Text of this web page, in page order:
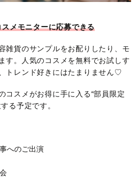
メモニターに応募できる
雑貨のサンプルをお配りしたり、モ
す。人気のコスメを無料でお試しす
トレンド好きにはたまりません♡
コスメがお得に手に入る“部員限定
る予定です。
へのご出演